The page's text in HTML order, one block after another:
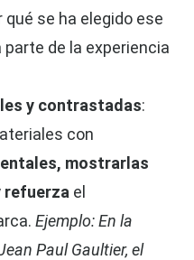
se ha elegido ese
de la experiencia
y contrastadas:
con
mostrarlas
refuerza el
Ejemplo: En la
Paul Gaultier, el